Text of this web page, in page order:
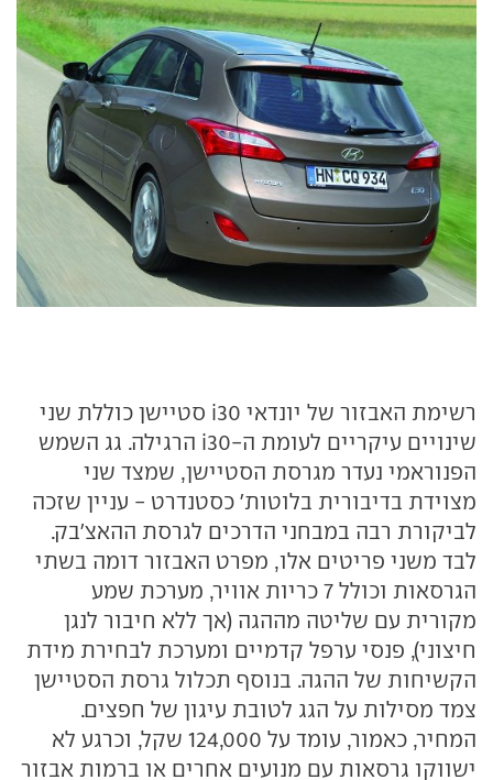
רשימת האבזור של יונדאי i30 סטיישן כוללת שני
שינויים עיקריים לעומת ה-i30 הרגילה. גג השמש
הפנוראמי נעדר מגרסת הסטיישן, שמצד שני
מצוידת בדיבורית בלוטות' כסטנדרט - עניין שזכה
לביקורת רבה במבחני הדרכים לגרסת ההאצ'בק.
לבד משני פריטים אלו, מפרט האבזור דומה בשתי
הגרסאות וכולל 7 כריות אוויר, מערכת שמע
מקורית עם שליטה מההגה (אך ללא חיבור לנגן
חיצוני), פנסי ערפל קדמיים ומערכת לבחירת מידת
הקשיחות של ההגה. בנוסף תכלול גרסת הסטיישן
צמד מסילות על הגג לטובת עיגון של חפצים.
המחיר, כאמור, עומד על 124,000 שקל, וכרגע לא
ישווקו גרסאות עם מנועים אחרים או ברמות אבזור